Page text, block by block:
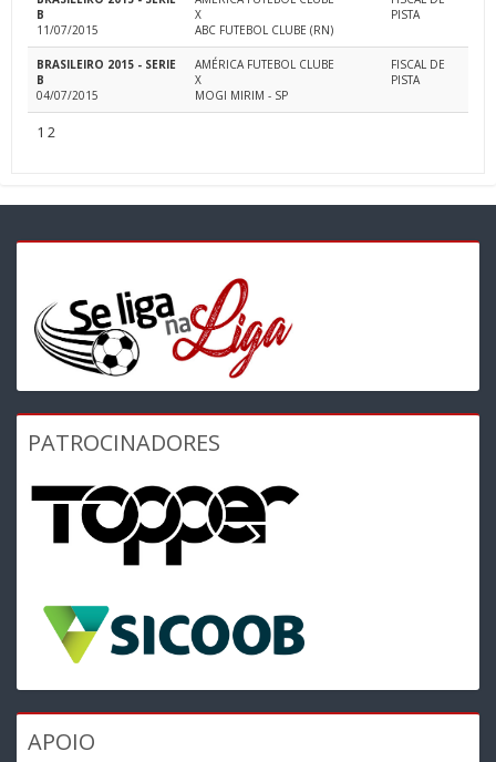
B
11/07/2015
X
ABC FUTEBOL CLUBE (RN)
PISTA
BRASILEIRO 2015 - SERIE
B
04/07/2015
AMÉRICA FUTEBOL CLUBE
X
MOGI MIRIM - SP
FISCAL DE
PISTA
1 2
PATROCINADORES
APOIO